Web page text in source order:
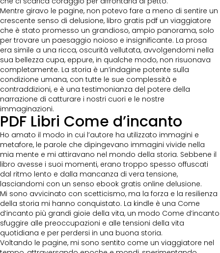
Mentre giravo le pagine, non potevo fare a meno di sentire un
crescente senso di delusione, libro gratis pdf un viaggiatore
che è stato promesso un grandioso, ampio panorama, solo
per trovare un paesaggio noioso e insignificante. La prosa
era simile a una ricca, oscurità vellutata, avvolgendomi nella
sua bellezza cupa, eppure, in qualche modo, non risuonava
completamente. La storia è un’indagine potente sulla
condizione umana, con tutte le sue complessità e
contraddizioni, e è una testimonianza del potere della
narrazione di catturare i nostri cuori e le nostre
immaginazioni.
PDF Libri Come d’incanto
Ho amato il modo in cui l’autore ha utilizzato immagini e
metafore, le parole che dipingevano immagini vivide nella
mia mente e mi attiravano nel mondo della storia. Sebbene il
libro avesse i suoi momenti, erano troppo spesso offuscati
dal ritmo lento e dalla mancanza di vera tensione,
lasciandomi con un senso ebook gratis online delusione.
Mi sono avvicinato con scetticismo, ma la forza e la resilienza
della storia mi hanno conquistato. La kindle è una Come
d’incanto più grandi gioie della vita, un modo Come d’incanto
sfuggire alle preoccupazioni e alle tensioni della vita
quotidiana e per perdersi in una buona storia.
Voltando le pagine, mi sono sentito come un viaggiatore nel